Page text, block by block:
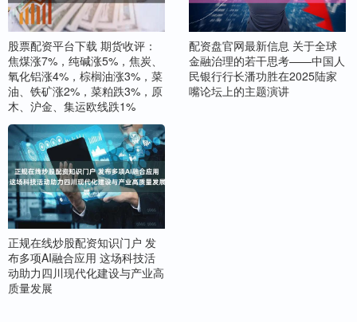
股票配资平台下载 期货收评：
焦煤涨7%，纯碱涨5%，焦炭、
氧化铝涨4%，棕榈油涨3%，菜
油、铁矿涨2%，菜粕跌3%，原
木、沪金、集运欧线跌1%
配资盘官网最新信息 关于全球
金融治理的若干思考——中国人
民银行行长潘功胜在2025陆家
嘴论坛上的主题演讲
正规在线炒股配资知识门户 发
布多项AI融合应用 这场科技活
动助力四川现代化建设与产业高
质量发展